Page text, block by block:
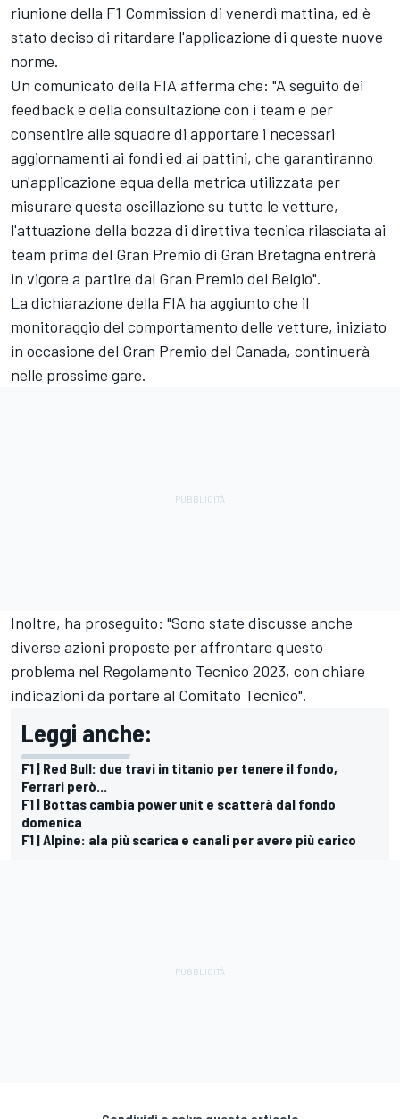
riunione della F1 Commission di venerdì mattina, ed è
stato deciso di ritardare l'applicazione di queste nuove
norme.
Un comunicato della FIA afferma che: "A seguito dei
feedback e della consultazione con i team e per
consentire alle squadre di apportare i necessari
aggiornamenti ai fondi ed ai pattini, che garantiranno
un'applicazione equa della metrica utilizzata per
misurare questa oscillazione su tutte le vetture,
l'attuazione della bozza di direttiva tecnica rilasciata ai
team prima del Gran Premio di Gran Bretagna entrerà
in vigore a partire dal Gran Premio del Belgio".
La dichiarazione della FIA ha aggiunto che il
monitoraggio del comportamento delle vetture, iniziato
in occasione del Gran Premio del Canada, continuerà
nelle prossime gare.
Inoltre, ha proseguito: "Sono state discusse anche
diverse azioni proposte per affrontare questo
problema nel Regolamento Tecnico 2023, con chiare
indicazioni da portare al Comitato Tecnico".
Leggi anche:
F1 | Red Bull: due travi in titanio per tenere il fondo,
Ferrari però...
F1 | Bottas cambia power unit e scatterà dal fondo
domenica
F1 | Alpine: ala più scarica e canali per avere più carico